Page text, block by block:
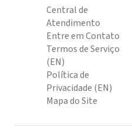
Central de
Atendimento
Entre em Contato
Termos de Serviço
(EN)
Política de
Privacidade (EN)
Mapa do Site